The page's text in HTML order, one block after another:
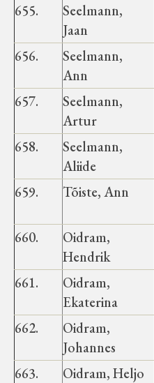
655.
Seelmann,
Jaan
656.
Seelmann,
Ann
657.
Seelmann,
Artur
658.
Seelmann,
Aliide
659.
Tõiste, Ann
660.
Oidram,
Hendrik
661.
Oidram,
Ekaterina
662.
Oidram,
Johannes
663.
Oidram, Heljo